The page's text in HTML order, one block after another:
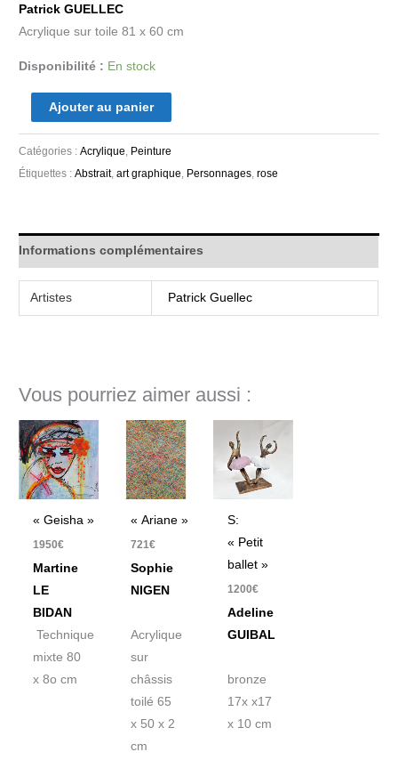
Patrick GUELLEC
Acrylique sur toile 81 x 60 cm
Disponibilité : En stock
Ajouter au panier
Catégories :Acrylique Peinture
Étiquettes :Abstrait,art graphique Personnages ,rose
Informations complémentaires
Artistes Patrick Guellec
Vous pourriez aimer aussi :
« Geisha »
1950€
Martine
LE
BIDAN
Technique
mixte 80
x 8o cm
« Ariane »
721€
Sophie
NIGEN
Acrylique
sur
châssis
toilé 65
x 50 x 2
cm
S:
« Petit
ballet »
1200€
Adeline
GUIBAL
bronze
17x x17
x 10 cm